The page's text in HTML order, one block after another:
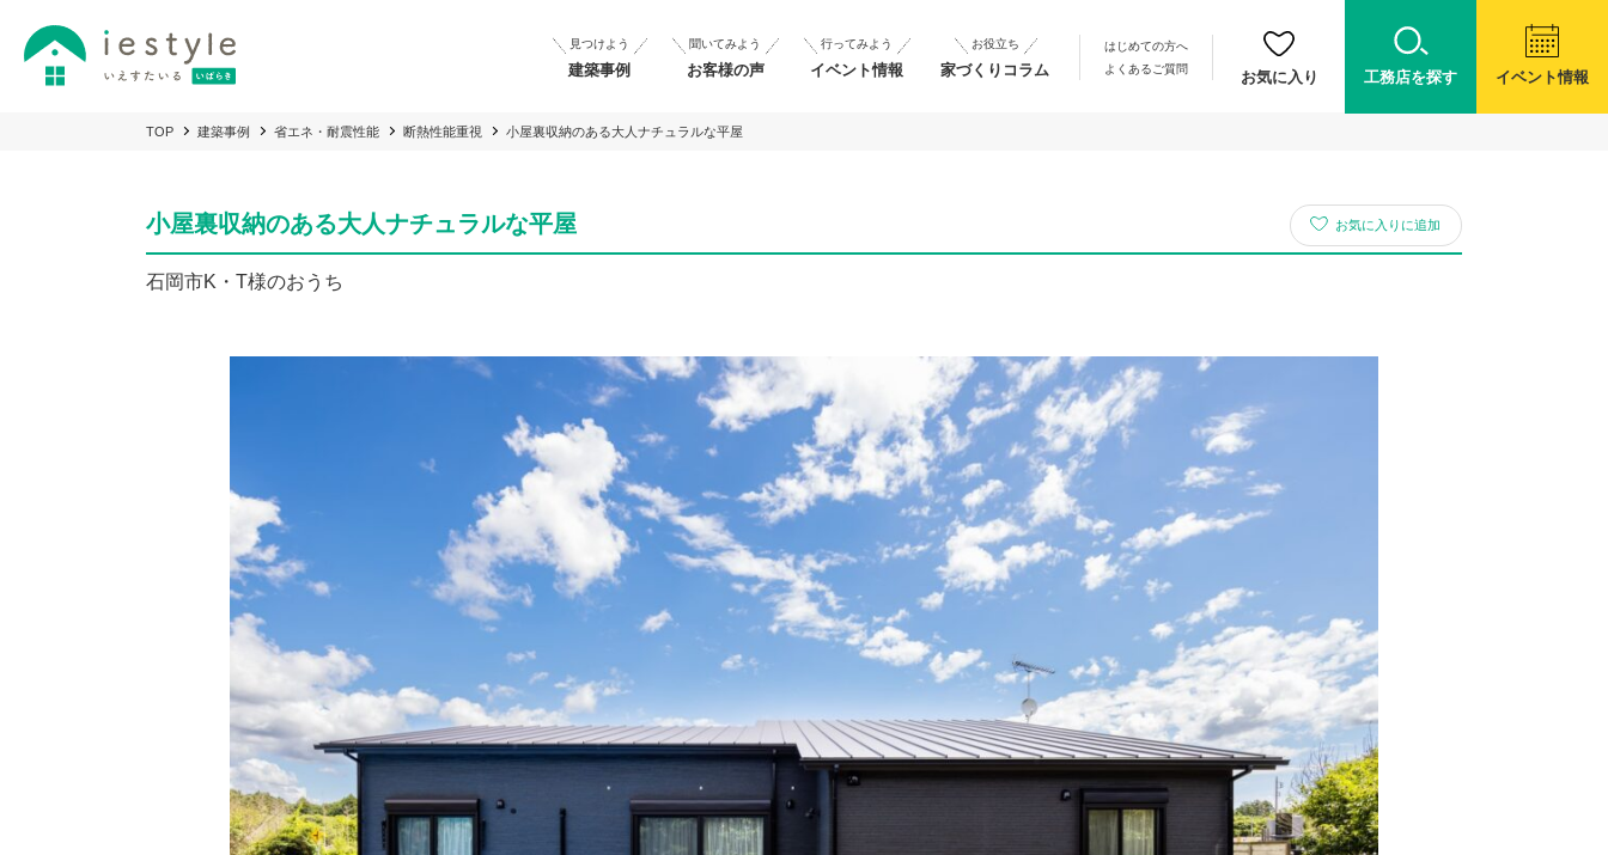
見つけよう
建築事例
聞いてみよう
お客様の声
行ってみよう
イベント情報
お役立ち
家づくりコラム
はじめての方へ
よくあるご質問
お気に入り 工務店を探す イベント情報
TOP 建築事例 省エネ・耐震性能 断熱性能重視 小屋裏収納のある大人ナチュラルな平屋
小屋裏収納のある大人ナチュラルな平屋
石岡市K・T様のおうち
お気に入りに追加